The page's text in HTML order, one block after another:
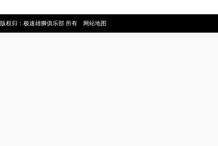
版权归：极速雄狮俱乐部 所有 网站地图